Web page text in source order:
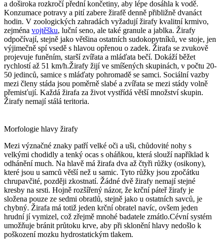
a doširoka rozkročí přední končetiny, aby lépe dosáhla k vodě.
Konzumace potravy a pití zabere žirafě denně přibližně dvanáct
hodin. V zoologických zahradách vyžadují žirafy kvalitní krmivo,
zejména vojtěšku, luční seno, ale také granule a jablka. Žirafy
odpočívají, stejně jako většina ostatních sudokopytníků, ve stoje, jen
výjimečně spí vsedě s hlavou opřenou o zadek. Žirafa se zvukově
projevuje funěním, starší zvířata a mláďata bečí. Dokáží běžet
rychlostí až 51 km/h.Žirafy žijí ve smíšených skupinách, v počtu 20-
50 jedinců, samice s mláďaty pohromadě se samci. Sociální vazby
mezi členy stáda jsou poměrně slabé a zvířata se mezi stády volně
přemisťují. Každá žirafa za život vystřídá větší množství skupin.
Žirafy nemají stálá teritoria.
Morfologie hlavy žirafy
Mezi význačné znaky patří velké oči a uši, chůdovité nohy s
velkými chodidly a tenký ocas s oháňkou, která slouží například k
odhánění much. Na hlavě má žirafa dva až čtyři růžky (osikony),
které jsou u samců větší než u samic. Tyto růžky jsou zpočátku
chrupavčité, později zkostnatí. Žádné dvě žirafy nemají stejné
kresby na srsti. Hojně rozšířený názor, že krční páteř žirafy je
složena pouze ze sedmi obratlů, stejně jako u ostatních savců, je
chybný. Žirafa má totiž jeden krční obratel navíc, ovšem jeden
hrudní jí vymizel, což zřejmě mnohé badatele zmátlo.Cévní systém
umožňuje bránit průtoku krve, aby při sklonění hlavy nedošlo k
poškození mozku hydrostatickým tlakem.